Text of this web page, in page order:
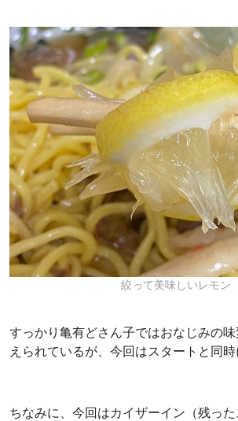
絞って美味しいレモン
すっかり亀有どさん子ではおなじみの
えられているが、今回はスタートと同時
ちなみに、今回はカイザーイン（残っ